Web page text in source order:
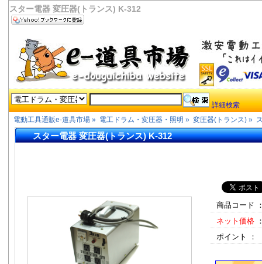
スター電器 変圧器(トランス) K-312
詳細検索
電動工具通販e-道具市場 » 電工ドラム・変圧器・照明 » 変圧器(トランス) »
スター電器 変圧器(トランス) K-312
商品コード
ネット価格
ポイント ：